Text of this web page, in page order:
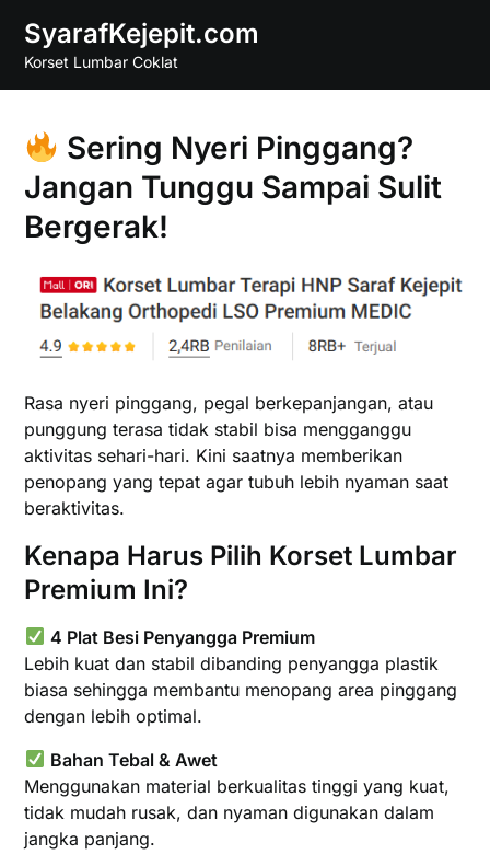
content
SyarafKejepit.com
Korset Lumbar Coklat
Sering Nyeri Pinggang?
Jangan Tunggu Sampai Sulit
Bergerak!
Rasa nyeri pinggang, pegal berkepanjangan, atau
punggung terasa tidak stabil bisa mengganggu
aktivitas sehari-hari. Kini saatnya memberikan
penopang yang tepat agar tubuh lebih nyaman saat
beraktivitas.
Kenapa Harus Pilih Korset Lumbar
Premium Ini?
4 Plat Besi Penyangga Premium
Lebih kuat dan stabil dibanding penyangga plastik
biasa sehingga membantu menopang area pinggang
dengan lebih optimal.
Bahan Tebal & Awet
Menggunakan material berkualitas tinggi yang kuat,
tidak mudah rusak, dan nyaman digunakan dalam
jangka panjang.